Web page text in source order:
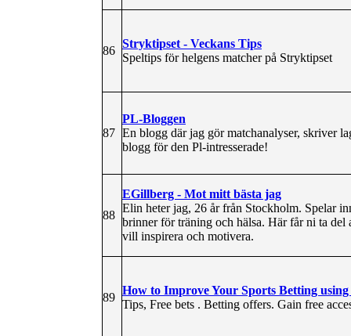
86
Stryktipset - Veckans Tips
Speltips för helgens matcher på Stryktipset
87
PL-Bloggen
En blogg där jag gör matchanalyser, skriver
blogg för den Pl-intresserade!
88
EGillberg - Mot mitt bästa jag
Elin heter jag, 26 år från Stockholm. Spelar
brinner för träning och hälsa. Här får ni ta
vill inspirera och motivera.
89
How to Improve Your Sports Betting
Tips, Free bets . Betting offers. Gain free